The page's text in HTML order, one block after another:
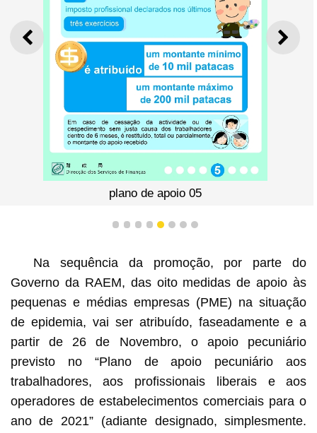
ANTERIOR
plano de apoio 05
1 2 3 4 5 6 7 8
Na sequência da promoção, por parte do
Governo da RAEM, das oito medidas de apoio às
pequenas e médias empresas (PME) na situação
de epidemia, vai ser atribuído, faseadamente e a
partir de 26 de Novembro, o apoio pecuniário
previsto no “Plano de apoio pecuniário aos
trabalhadores, aos profissionais liberais e aos
operadores de estabelecimentos comerciais para o
ano de 2021” (adiante designado, simplesmente.